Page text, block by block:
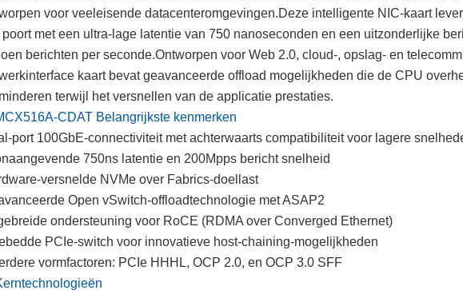
voor veeleisende datacenteromgevingen.Deze intelligente NIC-kaart
poort met een ultra-lage latentie van 750 nanoseconden en een uitzonderlijke
berichten per seconde.Ontworpen voor Web 2.0, cloud-, opslag- en
kaart bevat geavanceerde offload mogelijkheden die de CPU
terwijl het versnellen van de applicatie prestaties.
CDAT Belangrijkste kenmerken
port 100GbE-connectiviteit met achterwaarts compatibiliteit voor lagere
750ns latentie en 200Mpps bericht snelheid
versnelde NVMe over Fabrics-doellast
Open vSwitch-offloadtechnologie met ASAP2
ondersteuning voor RoCE (RDMA over Converged Ethernet)
PCIe-switch voor innovatieve host-chaining-mogelijkheden
vormfactoren: PCIe HHHL, OCP 2.0, en OCP 3.0 SFF